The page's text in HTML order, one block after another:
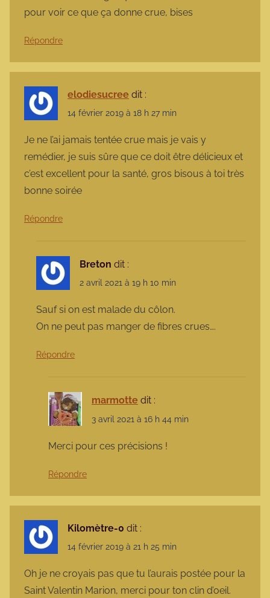
pour voir ce que ça donne crue, bises
Répondre
elodiesucree dit :
14 février 2019 à 18 h 27 min
Je ne l’ai jamais tentée crue mais je vais y
remédier, je suis sûre que ce doit être délicieux et
c’est excellent pour la santé, gros bisous à toi très
bonne soirée
Répondre
Breton dit :
2 avril 2021 à 19 h 10 min
Sauf si on est malade du côlon.
On ne peut pas manger de fibres crues….
Répondre
marmotte dit :
3 avril 2021 à 16 h 44 min
Merci pour ces précisions !
Répondre
Kilomètre-0 dit :
14 février 2019 à 21 h 25 min
Oh je ne croyais pas que tu l’aurais postée pour la
Saint Valentin Marion, merci pour ton clin d’oeil.